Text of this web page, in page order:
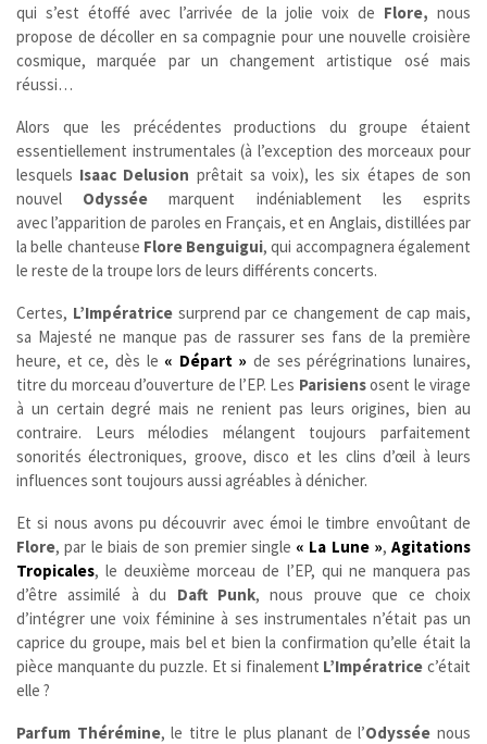
qui s’est étoffé avec l’arrivée de la jolie voix de Flore, nous
propose de décoller en sa compagnie pour une nouvelle croisière
cosmique, marquée par un changement artistique osé mais
réussi…
Alors que les précédentes productions du groupe étaient
essentiellement instrumentales (à l’exception des morceaux pour
lesquels Isaac Delusion prêtait sa voix), les six étapes de son
nouvel Odyssée marquent indéniablement les esprits
avec l’apparition de paroles en Français, et en Anglais, distillées par
la belle chanteuse Flore Benguigui, qui accompagnera également
le reste de la troupe lors de leurs différents concerts.
Certes, L’Impératricesurprend par ce changement de cap mais,
sa Majesté ne manque pas de rassurer ses fans de la première
heure, et ce, dès le « Départ » de ses pérégrinations lunaires,
titre du morceau d’ouverture de l’EP. Les Parisiensosent le virage
à un certain degré mais ne renient pas leurs origines, bien au
contraire. Leurs mélodies mélangent toujours parfaitement
sonorités électroniques, groove, disco et les clins d’œil à leurs
influences sont toujours aussi agréables à dénicher.
Et si nous avons pu découvrir avec émoi le timbre envoûtant de
Flore, par le biais de son premier single « La Lune », Agitations
Tropicales, le deuxième morceau de l’EP, qui ne manquera pas
d’être assimilé à du Daft Punk, nous prouve que ce choix
d’intégrer une voix féminine à ses instrumentales n’était pas un
caprice du groupe, mais bel et bien la confirmation qu’elle était la
pièce manquante du puzzle. Et si finalement L’Impératrice c’était
elle ?
Parfum Thérémine, le titre le plus planant de l’Odyssée nous